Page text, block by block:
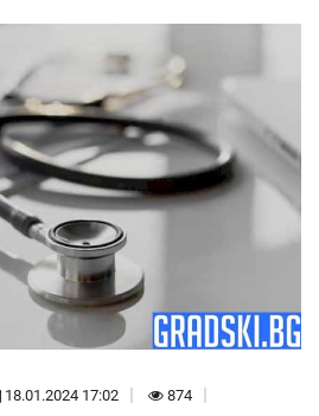
18.01.2024 17:02 874